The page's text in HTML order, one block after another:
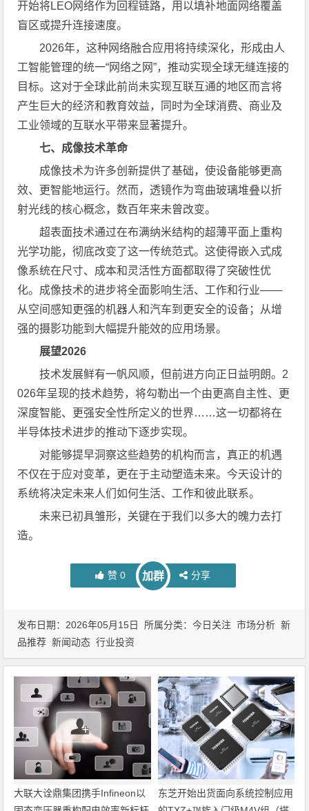
开始将LEO网络作为回程链路，用以填补地面网络覆盖
盲区或提升连接速度。
2026年，这种网络融合应用将持续深化，形成由人
工智能管理的统一“网络之网”，推动实现全球无缝连接的
目标。这对于全球此前尚未实现互联互通的地区而言将
产生巨大的经济和教育效益，同时为全球消费、商业及
工业领域的互联水平带来显著提升。
七、成像技术革命
成像技术为许多创新提供了基础，使设备能够更高
效、更智能地运行。然而，透镜作为弯曲玻璃堆叠以折
射光线的核心概念，数百年来未曾改变。
超表面技术通过在布满纳米结构的超薄平面上重构
光学功能，彻底改变了这一传统范式。这使得嵌入式成
像系统在尺寸、成本和灵活性方面都取得了突破性优
化。成像技术的进步将全面影响生活、工作和行业——
从空间感知更强的机器人和汽车到更安全的设备；从增
强的摄影功能到大幅提升能效的应用场景。
展望2026
技术发展鲜有一帆风顺，但前进方向正日益明朗。2
026年呈现的技术趋势，将勾勒出一个由更高自主性、更
深度智能、更强安全性所定义的世界……这一切都将在
半导体技术进步的推动下逐步实现。
对能够提早洞察这些趋势的机构而言，真正的机遇
不仅在于应对变革，更在于主动塑造未来。今天设计的
系统将决定未来人们如何生活、工作和彼此联系。
未来已初具雏形，关键在于我们以多大的魄力去打
造。
赞 0 加群 分享
发布日期：2026年05月15日 所属分类：今日关注 市场分析 新
品推荐 新闻动态 行业投资
大联大诠鼎集团携手Infineon以
东芝开始出货面向系统控制应用